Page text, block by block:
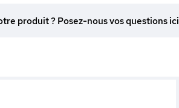
produit ? Posez-nous vos questions ici